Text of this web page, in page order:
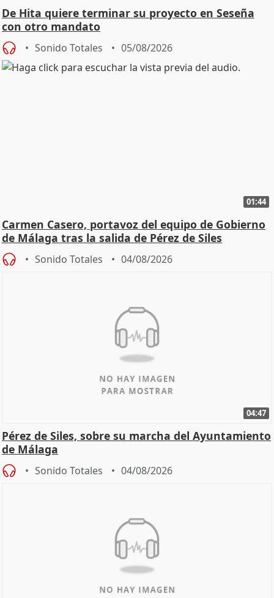
De Hita quiere terminar su proyecto en Seseña
con otro mandato
Sonido Totales 05/08/2026
01:44
Carmen Casero, portavoz del equipo de Gobierno
de Málaga tras la salida de Pérez de Siles
Sonido Totales 04/08/2026
04:47
Pérez de Siles, sobre su marcha del Ayuntamiento
de Málaga
Sonido Totales 04/08/2026